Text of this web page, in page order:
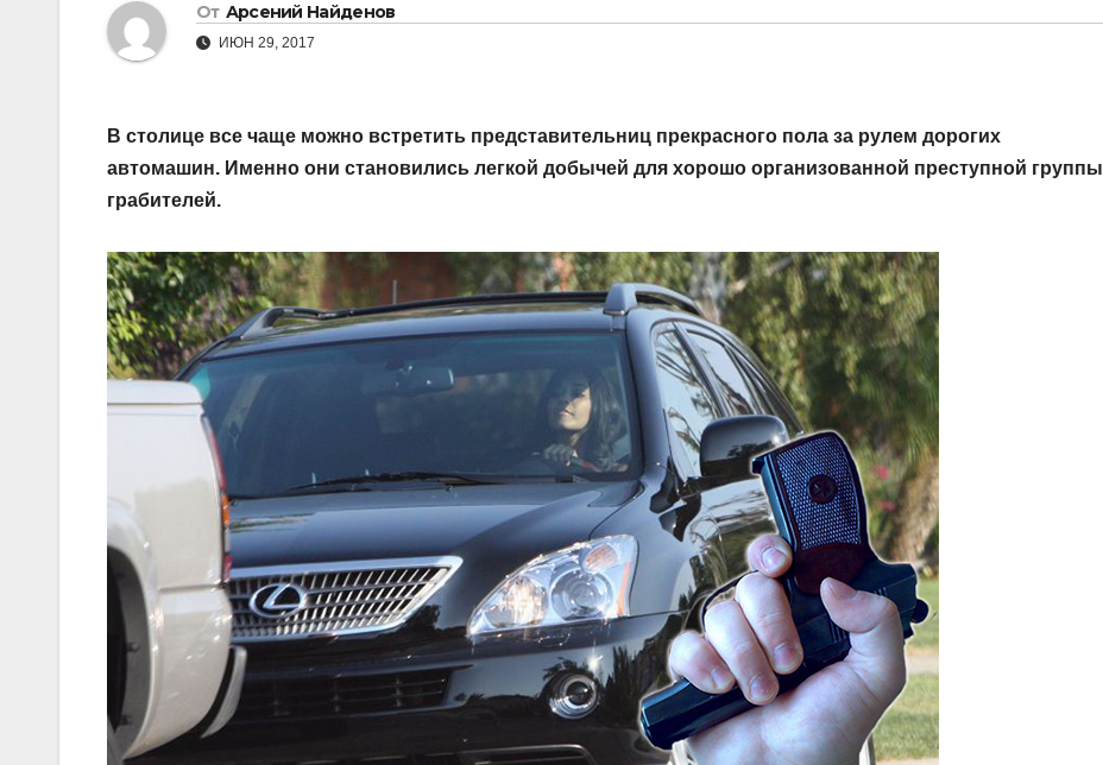
От Арсений Найденов
ИЮН 29, 2017
В столице все чаще можно встретить представительниц прекрасного пола за рулем дорогих
автомашин. Именно они становились легкой добычей для хорошо организованной преступной группы
грабителей.